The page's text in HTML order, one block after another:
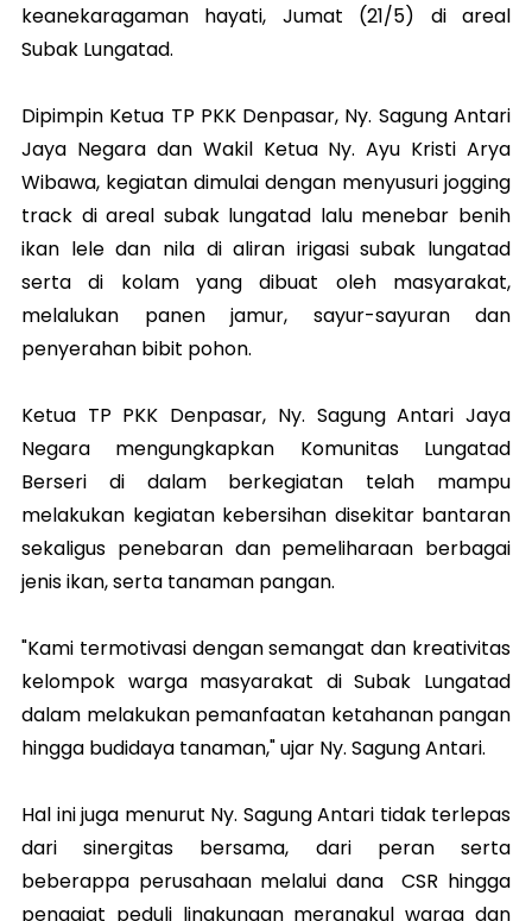
keanekaragaman hayati, Jumat (21/5) di areal
Subak Lungatad.
Dipimpin Ketua TP PKK Denpasar, Ny. Sagung Antari
Jaya Negara dan Wakil Ketua Ny. Ayu Kristi Arya
Wibawa, kegiatan dimulai dengan menyusuri jogging
track di areal subak lungatad lalu menebar benih
ikan lele dan nila di aliran irigasi subak lungatad
serta di kolam yang dibuat oleh masyarakat,
melalukan panen jamur, sayur-sayuran dan
penyerahan bibit pohon.
Ketua TP PKK Denpasar, Ny. Sagung Antari Jaya
Negara mengungkapkan Komunitas Lungatad
Berseri di dalam berkegiatan telah mampu
melakukan kegiatan kebersihan disekitar bantaran
sekaligus penebaran dan pemeliharaan berbagai
jenis ikan, serta tanaman pangan.
"Kami termotivasi dengan semangat dan kreativitas
kelompok warga masyarakat di Subak Lungatad
dalam melakukan pemanfaatan ketahanan pangan
hingga budidaya tanaman," ujar Ny. Sagung Antari.
Hal ini juga menurut Ny. Sagung Antari tidak terlepas
dari sinergitas bersama, dari peran serta
beberappa perusahaan melalui dana CSR hingga
penggiat peduli lingkungan merangkul warga dan